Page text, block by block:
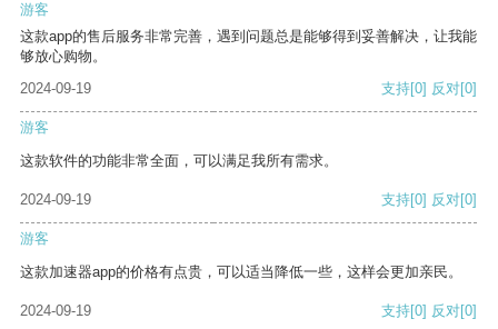
游客
这款app的售后服务非常完善，遇到问题总是能够得到妥善解决，让我能
够放心购物。
2024-09-19
支持[0] 反对[0]
游客
这款软件的功能非常全面，可以满足我所有需求。
2024-09-19 支持[0] 反对[0]
游客
这款加速器app的价格有点贵，可以适当降低一些，这样会更加亲民。
2024-09-19 支持[0] 反对[0]